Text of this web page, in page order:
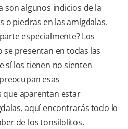
son algunos indicios de la
o piedras en las amígdalas.
especialmente? Los
se presentan en todas las
sí los tienen no sienten
esas
que aparentan estar
aquí encontrarás todo lo
de los tonsilolitos.